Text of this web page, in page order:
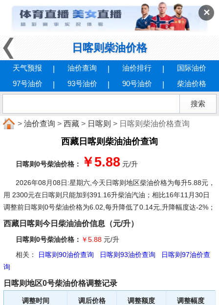
✕
日喀则柴油价格
天气预报 油价查询 油价排行
国际油价
97号油价
93号油价 90号油价 柴油价格
> 油价查询 > 西藏 > 日喀则 > 日喀则柴油价格查询
西藏日喀则柴油油价查询
日喀则0号柴油价格： ￥5.88元/升
2026年08月08日:星期六,今天日喀则地区柴油价格为每升5.88元，
用 2300元在日喀则只能加到391.16升柴油汽油；相比16年11月30日
调整前日喀则0号柴油价格为6.02,每升降低了0.14元,升降幅度达-2%；
西藏日喀则今日柴油油价信息（元/升）
日喀则0号柴油价格： ￥5.88元/升
相关：
日喀则90油价查询 日喀则93油价查询
日喀则97油价查
询
日喀则地区0号柴油价格调整记录
调整时间 调后价格 调整额度 调整幅度